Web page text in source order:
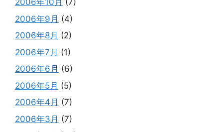
2006年10月 (7)
2006年9月 (4)
2006年8月 (2)
2006年7月 (1)
2006年6月 (6)
2006年5月 (5)
2006年4月 (7)
2006年3月 (7)